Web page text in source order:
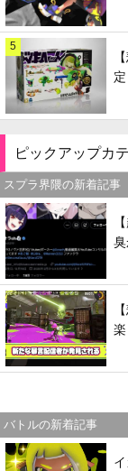
5
定
ピックアップカ
スプラ界隈の新着記事
バトルの新着記事